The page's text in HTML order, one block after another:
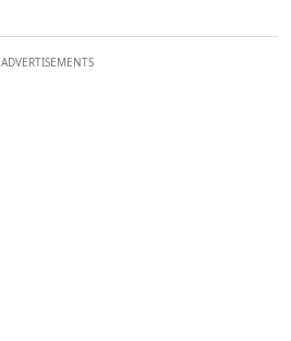
ADVERTISEMENTS